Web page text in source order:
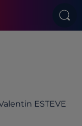
ESTEVE